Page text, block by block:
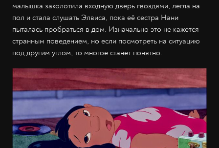
малышка заколотила входную дверь гвоздями, легла на
пол и стала слушать Элвиса, пока её сестра Нани
пыталась пробраться в дом. Изначально это не кажется
странным поведением, но если посмотреть на ситуацию
под другим углом, то многое станет понятно.